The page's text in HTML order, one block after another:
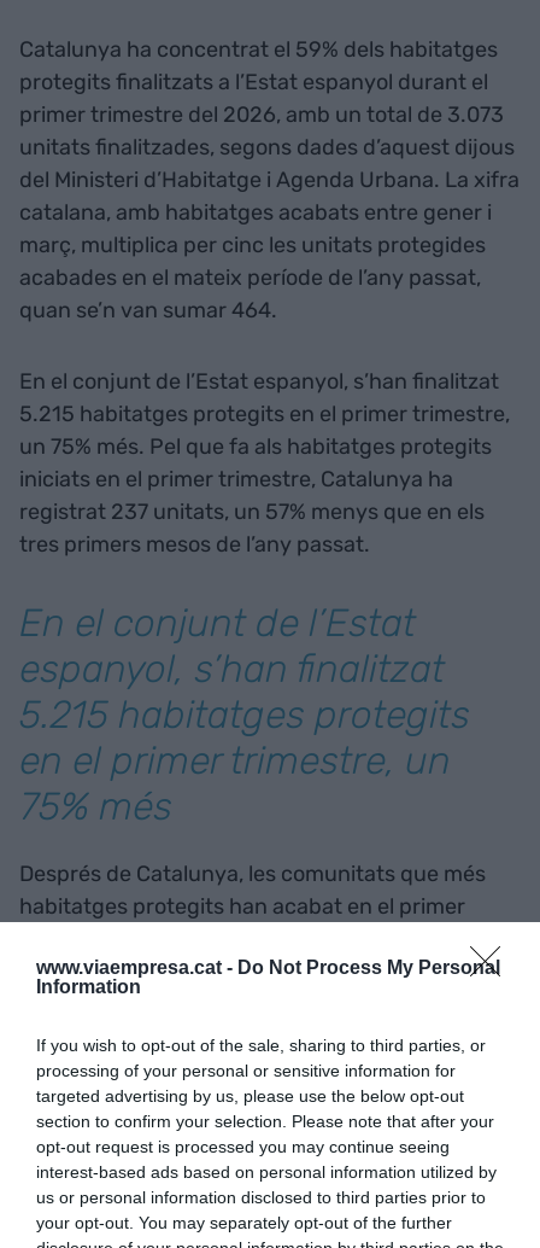
www.viaempresa.cat - Do Not Process My Personal
Information
If you wish to opt-out of the sale, sharing to third parties, or
processing of your personal or sensitive information for
targeted advertising by us, please use the below opt-out
section to confirm your selection. Please note that after your
opt-out request is processed you may continue seeing
interest-based ads based on personal information utilized by
us or personal information disclosed to third parties prior to
your opt-out. You may separately opt-out of the further
Catalunya ha concentrat el 59% dels habitatges
protegits finalitzats a l’Estat espanyol durant el
primer trimestre del 2026, amb un total de 3.073
unitats finalitzades, segons dades d’aquest dijous
del Ministeri d’Habitatge i Agenda Urbana. La xifra
catalana, amb habitatges acabats entre gener i
març, multiplica per cinc les unitats protegides
acabades en el mateix període de l’any passat,
quan se’n van sumar 464.
En el conjunt de l’Estat espanyol, s’han finalitzat
5.215 habitatges protegits en el primer trimestre,
un 75% més. Pel que fa als habitatges protegits
iniciats en el primer trimestre, Catalunya ha
registrat 237 unitats, un 57% menys que en els
tres primers mesos de l’any passat.
En el conjunt de l’Estat
espanyol, s’han finalitzat
5.215 habitatges protegits
en el primer trimestre, un
75% més
Després de Catalunya, les comunitats que més
habitatges protegits han acabat en el primer
Basc (154), mentre que, en unitats iniciades en el
ocupen Madrid (1.242), Andalusia (755) i el País
Valencià (529).
En el conjunt de l’Estat espanyol, s’han començat
4.048 habitatges protegits en el primer trimestre
del 2026, un 12% més que en el mateix període de
l’any passat.